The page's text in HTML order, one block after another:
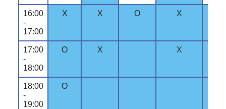
16:00
-
17:00
X X O X
17:00
-
18:00
O X X
18:00
-
19:00
O